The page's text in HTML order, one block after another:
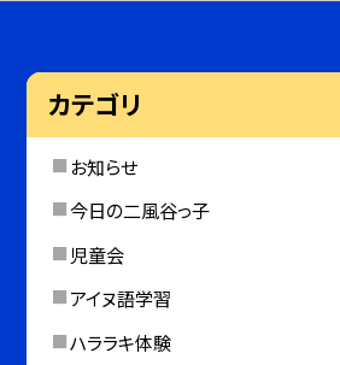
カテゴリ
お知らせ
今日の二風谷っ子
児童会
アイヌ語学習
ハララキ体験